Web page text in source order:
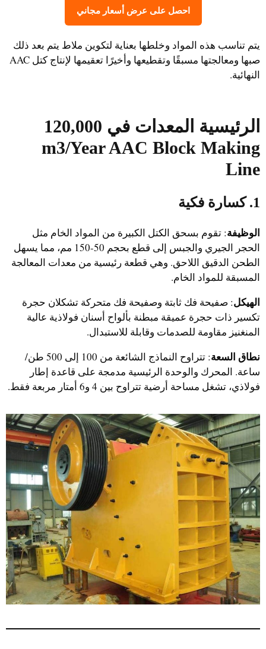
احصل على عرض أسعار مجاني
يتم تناسب هذه المواد وخلطها بعناية لتكوين ملاط يتم بعد ذلك
صبها ومعالجتها مسبقًا وتقطيعها وأخيرًا تعقيمها لإنتاج كتل AAC
النهائية.
الرئيسية المعداتفي 120,000
m3/Year AAC Block Making
Line
1. كسارة فكية
الوظيفة: تقوم بسحق الكتل الكبيرة من المواد الخام مثل
الحجر الجيري والجبس إلى قطع بحجم 50-150 مم، مما يسهل
الطحن الدقيق اللاحق. وهي قطعة رئيسية من معدات المعالجة
المسبقة للمواد الخام.
الهيكل: صفيحة فك ثابتة وصفيحة فك متحركة تشكلان حجرة
تكسير ذات حجرة عميقة مبطنة بألواح أسنان فولاذية عالية
المنغنيز مقاومة للصدمات وقابلة للاستبدال.
نطاق السعة
: تتراوح النماذج الشائعة من 100 إلى 500 طن/
ساعة. المحرك والوحدة الرئيسية مدمجة على قاعدة إطار
فولاذي، تشغل مساحة أرضية تتراوح بين 4 و6 أمتار مربعة فقط.